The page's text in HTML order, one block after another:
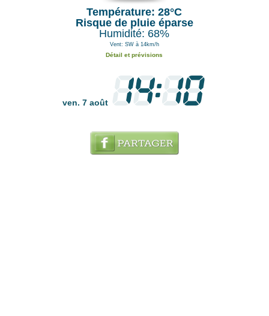
Température: 28°C
Risque de pluie éparse
Humidité: 68%
Vent: SW à 14km/h
Détail et prévisions
ven. 7 août